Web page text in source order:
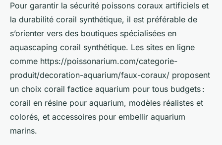
Pour garantir la sécurité poissons coraux artificiels et
la durabilité corail synthétique, il est préférable de
s’orienter vers des boutiques spécialisées en
aquascaping corail synthétique. Les sites en ligne
comme https://poissonarium.com/categorie-
produit/decoration-aquarium/faux-coraux/ proposent
un choix corail factice aquarium pour tous budgets :
corail en résine pour aquarium, modèles réalistes et
colorés, et accessoires pour embellir aquarium
marins.